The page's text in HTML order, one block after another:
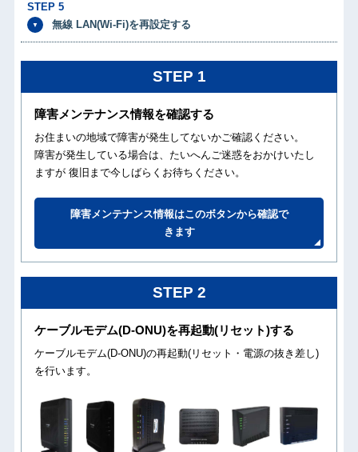
STEP 5
無線 LAN(Wi-Fi)を再設定する
STEP 1
障害メンテナンス情報を確認する
お住まいの地域で障害が発生してないかご確認ください。
障害が発生している場合は、たいへんご迷惑をおかけいたし
ますが 復旧まで今しばらくお待ちください。
障害メンテナンス情報はこのボタンから確認で
きます
STEP 2
ケーブルモデム(D-ONU)を再起動(リセット)する
ケーブルモデム(D-ONU)の再起動(リセット・電源の抜き差し)
を行います。